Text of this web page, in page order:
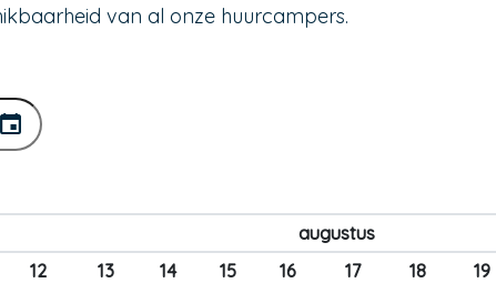
van al onze huurcampers.
augustus
12 13 14 15 16 17 18 19